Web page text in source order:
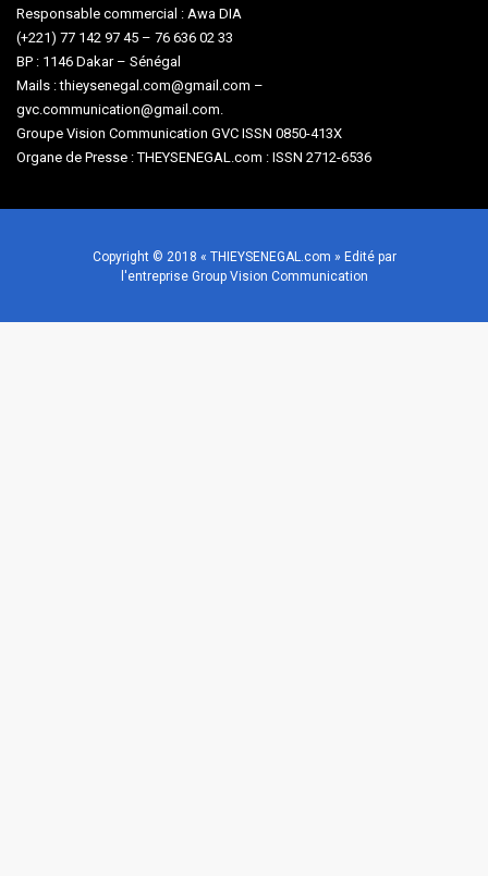
Responsable commercial : Awa DIA
(+221) 77 142 97 45 – 76 636 02 33
BP : 1146 Dakar – Sénégal
Mails : thieysenegal.com@gmail.com –
gvc.communication@gmail.com.
Groupe Vision Communication GVC ISSN 0850-413X
Organe de Presse : THEYSENEGAL.com : ISSN 2712-6536
Copyright © 2018 « THIEYSENEGAL.com » Edité par
l'entreprise Group Vision Communication